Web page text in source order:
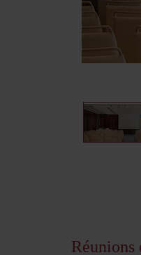
Réunions